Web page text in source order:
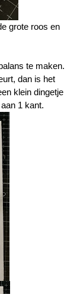
grote roos en
te maken.
dan is het
klein dingetje
1 kant.